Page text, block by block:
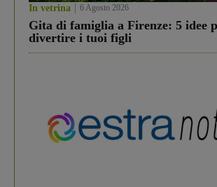
In vetrina 6 Agosto 2026
Gita di famiglia a Firenze: 5 idee
divertire i tuoi figli